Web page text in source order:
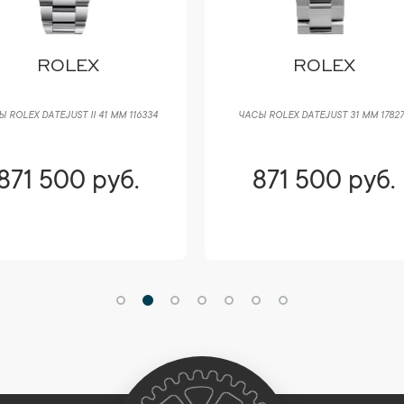
ROLEX
ROLEX DATEJUST II 41 ММ 116334
500 руб.
ROLEX
ЧАСЫ ROLEX DATEJUST 31 ММ
871 500 руб.